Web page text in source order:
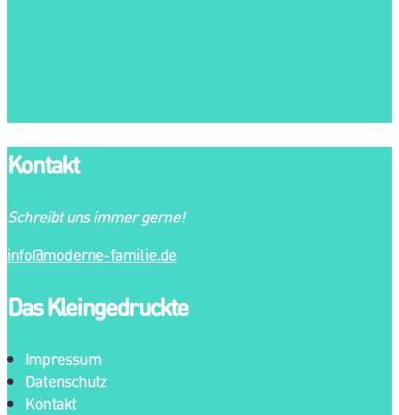
Kontakt
Schreibt uns immer gerne!
info@moderne-familie.de
Das Kleingedruckte
Impressum
Datenschutz
Kontakt